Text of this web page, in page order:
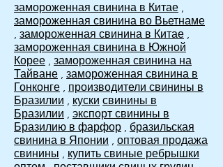
замороженная свинина в Китае ,
замороженная свинина во Вьетнаме
, замороженная свинина в Китае ,
замороженная свинина в Южной
Корее , замороженная свинина на
Тайване , замороженная свинина в
Гонконге , производители свинины в
Бразилии , куски свинины в
Бразилии , экспорт свинины в
Бразилию в фарфор , бразильская
свинина в Японии , оптовая продажа
свинины , купить свиные ребрышки